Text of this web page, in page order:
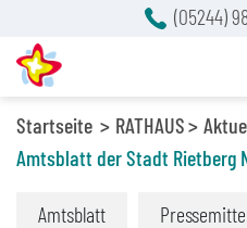
Startseite RATHAUS
Amtsblatt der Stadt Rietberg
Amtsblatt
(05244)